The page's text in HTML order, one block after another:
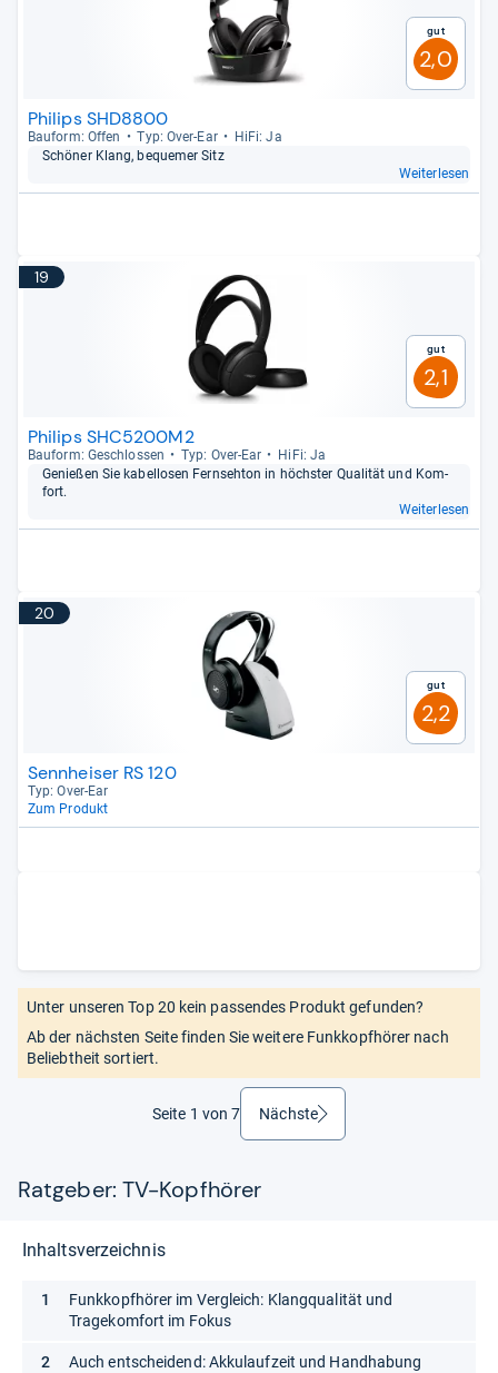
Gut
2,0
Philips SHD8800
Bau­form: Offen Typ: Over-​Ear
HiFi: Ja
Schö­ner Klang, beque­mer Sitz
Weiterlesen
19
Gut
2,1
Philips SHC5200M2
Bau­form: Geschlos­sen Typ: Over-​Ear
HiFi: Ja
Genie­ßen Sie kabel­lo­sen Fern­sehton in höchs­ter Qua­li­tät und Kom­
fort.
Weiterlesen
20
Gut
2,2
Sennheiser RS 120
Typ: Over-​Ear
Zum Produkt
Unter unseren Top 20 kein passendes Produkt gefunden?
Ab der nächsten Seite finden Sie weitere Funkkopfhörer nach
Beliebtheit sortiert.
Seite 1 von 7 Nächsteweiter
Ratgeber: TV-Kopfhörer
Inhaltsverzeichnis
Funkkopfhörer im Vergleich: Klangqualität und
Tragekomfort im Fokus
Auch entscheidend: Akkulaufzeit und Handhabung